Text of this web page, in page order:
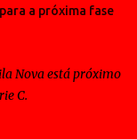
a próxima fase
Nova está próximo
C.